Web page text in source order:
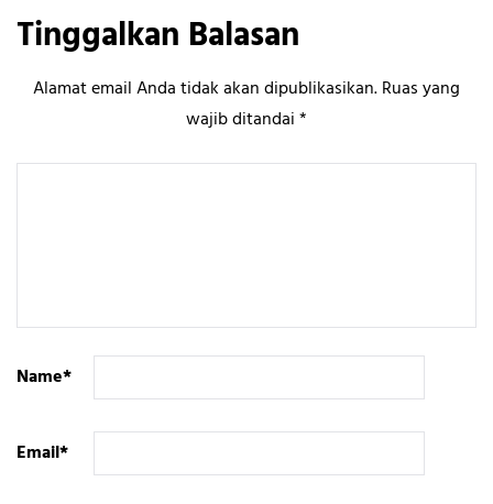
Tinggalkan Balasan
Alamat email Anda tidak akan dipublikasikan.Ruas yang
wajib ditandai*
Name*
Email*